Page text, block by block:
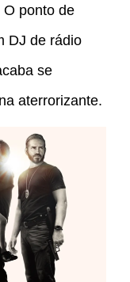
O ponto de
DJ de rádio
se
aterrorizante.